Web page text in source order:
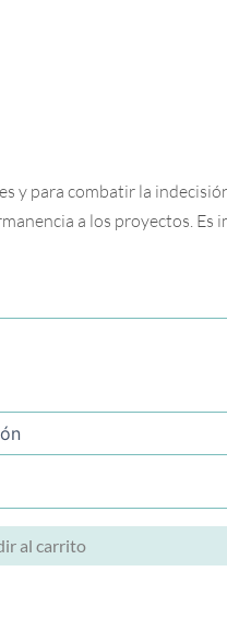
y para combatir la
a los proyectos. Es
al carrito